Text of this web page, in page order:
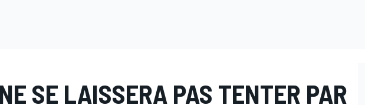
SE LAISSERA PAS TENTER PAR